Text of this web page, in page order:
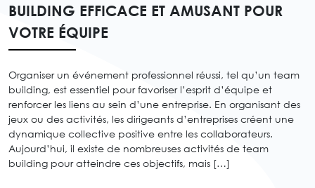
BUILDING EFFICACE ET AMUSANT POUR
VOTRE ÉQUIPE
Organiser un événement professionnel réussi, tel qu’un team
building, est essentiel pour favoriser l’esprit d’équipe et
renforcer les liens au sein d’une entreprise. En organisant des
jeux ou des activités, les dirigeants d’entreprises créent une
dynamique collective positive entre les collaborateurs.
Aujourd’hui, il existe de nombreuses activités de team
building pour atteindre ces objectifs, mais […]